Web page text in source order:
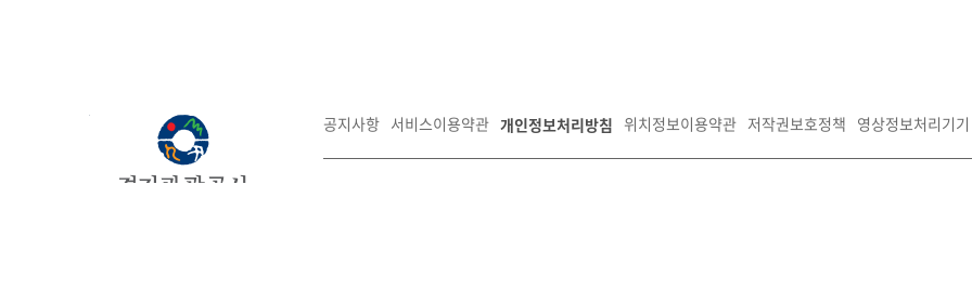
공지사항 서비스이용약관 개인정보처리방침 위치정보이용약관 저작권보호정책 영상정보처리기